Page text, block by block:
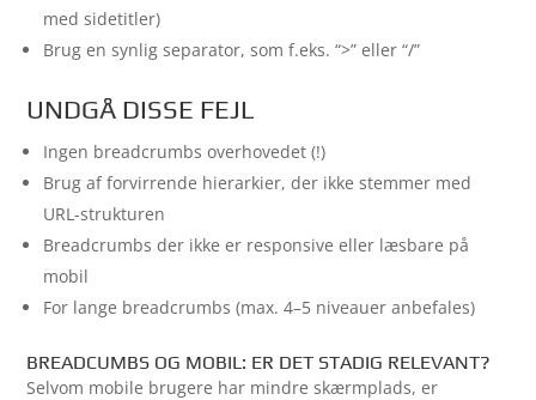
med sidetitler)
Brug en synlig separator, som f.eks. “>” eller “/”
UNDGÅ DISSE FEJL
Ingen breadcrumbs overhovedet (!)
Brug af forvirrende hierarkier, der ikke stemmer med
URL-strukturen
Breadcrumbs der ikke er responsive eller læsbare på
mobil
For lange breadcrumbs (max. 4–5 niveauer anbefales)
BREADCUMBS OG MOBIL: ER DET STADIG RELEVANT?
Selvom mobile brugere har mindre skærmplads, er